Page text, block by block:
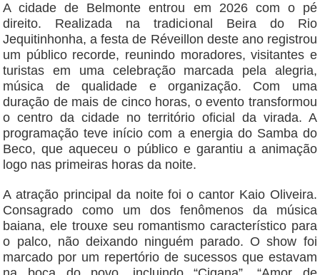
A cidade de Belmonte entrou em 2026 com o pé
direito. Realizada na tradicional Beira do Rio
Jequitinhonha, a festa de Réveillon deste ano registrou
um público recorde, reunindo moradores, visitantes e
turistas em uma celebração marcada pela alegria,
música de qualidade e organização. Com uma
duração de mais de cinco horas, o evento transformou
o centro da cidade no território oficial da virada. A
programação teve início com a energia do Samba do
Beco, que aqueceu o público e garantiu a animação
logo nas primeiras horas da noite.
A atração principal da noite foi o cantor Kaio Oliveira.
Consagrado como um dos fenômenos da música
baiana, ele trouxe seu romantismo característico para
o palco, não deixando ninguém parado. O show foi
marcado por um repertório de sucessos que estavam